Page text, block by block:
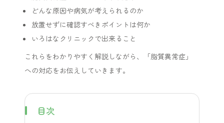
どんな原因や病気が考えられるのか
放置せずに確認すべきポイントは何か
いろはなクリニックで出来ること
これらをわかりやすく解説しながら、「脂質異常症」
への対応をお伝えしていきます。
目次